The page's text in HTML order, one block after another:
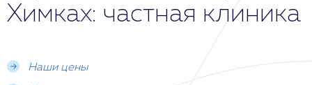
Химках: частная клиника
Наши цены